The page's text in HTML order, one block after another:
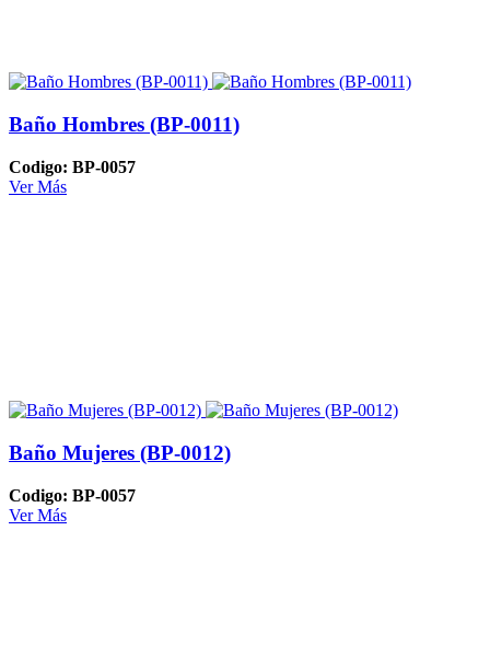
Baño Hombres (BP-0011)
Codigo: BP-0057
Ver Más
Baño Mujeres (BP-0012)
Codigo: BP-0057
Ver Más